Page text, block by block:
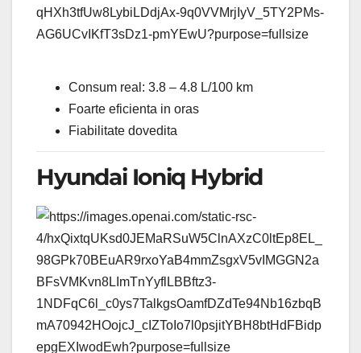
Consum real: 3.8 – 4.8 L/100 km
Foarte eficienta in oras
Fiabilitate dovedita
Hyundai Ioniq Hybrid